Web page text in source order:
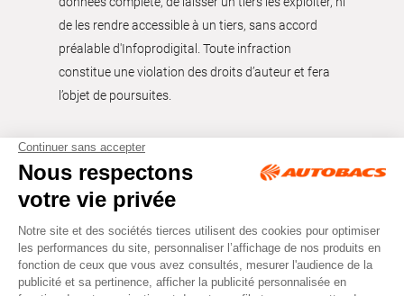
de les rendre accessible à un tiers, sans accord
préalable d'Infoprodigital. Toute infraction
constitue une violation des droits d’auteur et fera
l’objet de poursuites.
Tous droits réservés © Autobacs